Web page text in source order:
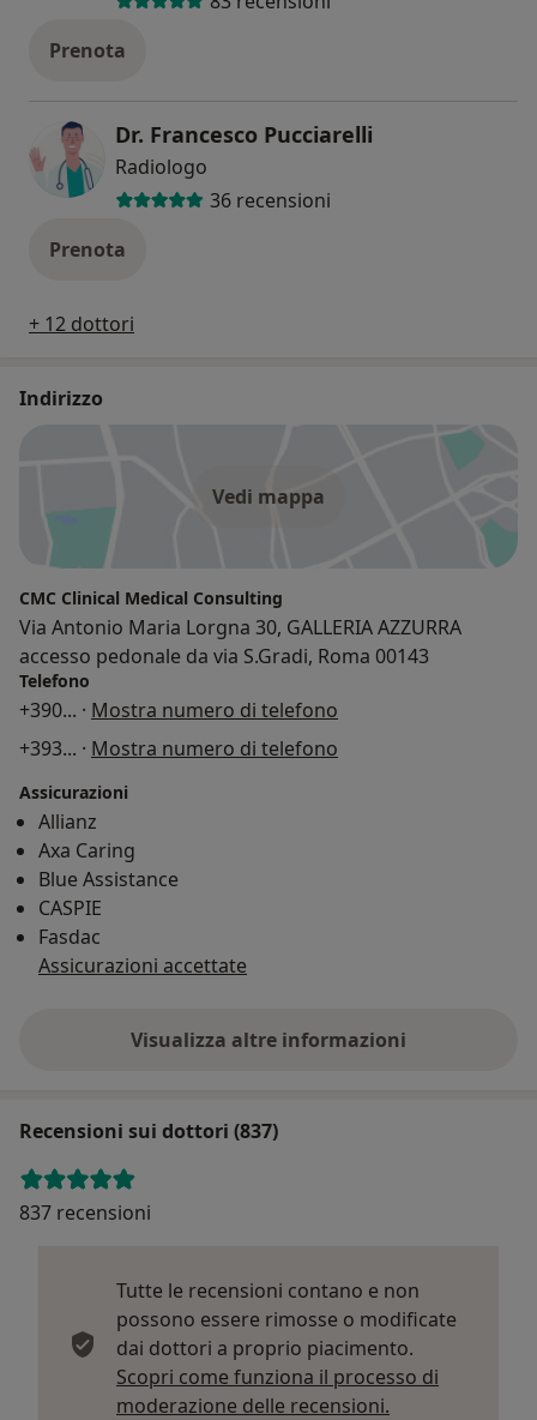
Prenota
Dr. Francesco Pucciarelli
Radiologo
36 recensioni
Prenota
+ 12 dottori
Indirizzo
Vedi mappa
CMC Clinical Medical Consulting
Via Antonio Maria Lorgna 30, GALLERIA AZZURRA
accesso pedonale da via S.Gradi, Roma 00143
Telefono
+390... · Mostra numero di telefono
+393... · Mostra numero di telefono
Assicurazioni
Allianz
Axa Caring
Blue Assistance
CASPIE
Fasdac
Assicurazioni accettate
Visualizza altre informazioni
Recensioni sui dottori (837)
837 recensioni
Tutte le recensioni contano e non
possono essere rimosse o modificate
dai dottori a proprio piacimento.
Scopri come funziona il processo di
moderazione delle recensioni.